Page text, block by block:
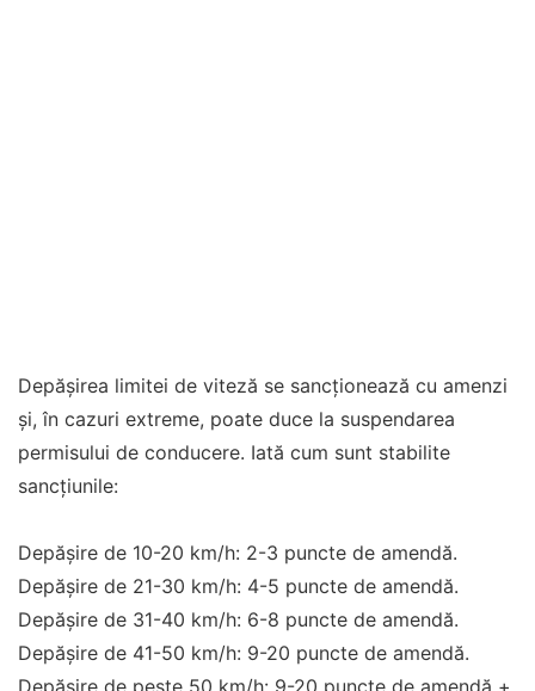
Depășirea limitei de viteză se sancționează cu amenzi
și, în cazuri extreme, poate duce la suspendarea
permisului de conducere. Iată cum sunt stabilite
sancțiunile:
Depășire de 10-20 km/h: 2-3 puncte de amendă.
Depășire de 21-30 km/h: 4-5 puncte de amendă.
Depășire de 31-40 km/h: 6-8 puncte de amendă.
Depășire de 41-50 km/h: 9-20 puncte de amendă.
Depășire de peste 50 km/h: 9-20 puncte de amendă +